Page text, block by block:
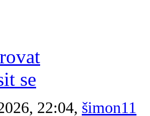
se
22:04, šimon11